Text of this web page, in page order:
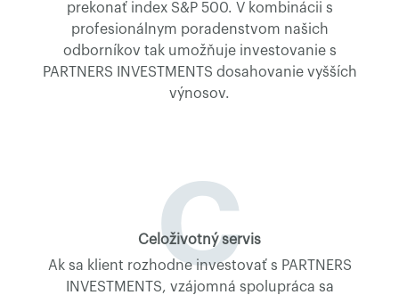
prekonať index S&P 500. V kombinácii s
profesionálnym poradenstvom našich
odborníkov tak umožňuje investovanie s
PARTNERS INVESTMENTS dosahovanie vyšších
výnosov.
C
Celoživotný servis
Ak sa klient rozhodne investovať s PARTNERS
INVESTMENTS, vzájomná spolupráca sa